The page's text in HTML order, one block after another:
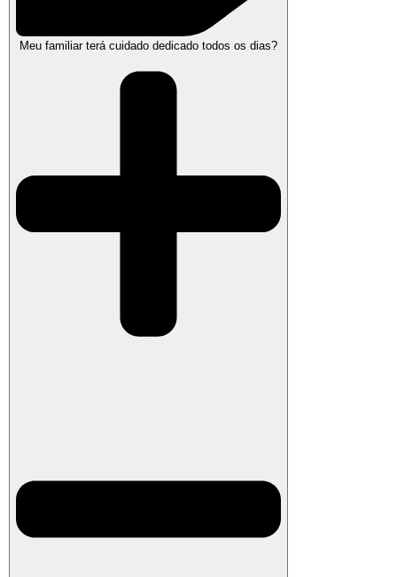
Meu familiar terá cuidado dedicado todos os dias?